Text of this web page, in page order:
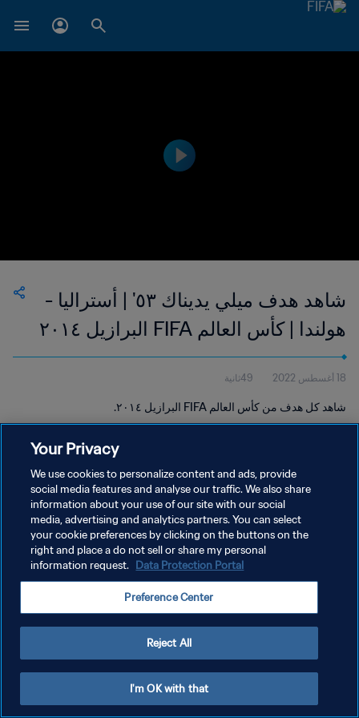
شاهد هدف ميلي يديناك ٥٣' | أستراليا -
هولندا | كأس العالم FIFA البرازيل ٢٠١٤
18 أغسطس 2022 49ثانية
شاهد كل هدف من كأس العالم FIFA البرازيل ٢٠١٤.
سياسة الخصوصية
شروط الخدمة
إدارة تفضيلات ملفات تعريف الارتباط
Your Privacy
We use cookies to personalize content and ads, provide
social media features and analyse our traffic. We also share
information about your use of our site with our social
media, advertising and analytics partners. You can select
your cookie preferences by clicking on the buttons on the
right and place a do not sell or share my personal
information request. Data Protection Portal
Preference Center
Reject All
I'm OK with that